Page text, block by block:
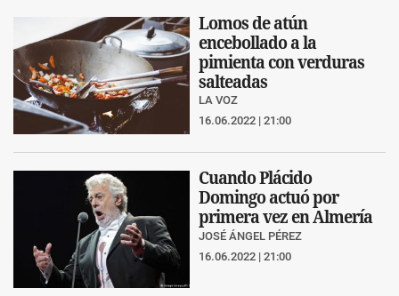
Lomos de atún
encebollado a la
pimienta con verduras
salteadas
LA VOZ
16.06.2022 | 21:00
Cuando Plácido
Domingo actuó por
primera vez en Almería
JOSÉ ÁNGEL PÉREZ
16.06.2022 | 21:00